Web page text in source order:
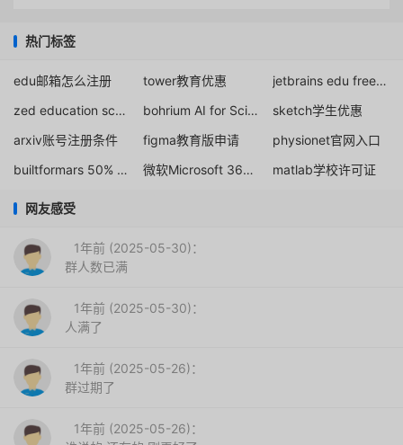
热门标签
edu邮箱怎么注册 tower教育优惠
jetbrains edu free email
zed education school
bohrium AI for Science
sketch学生优惠
arxiv账号注册条件
figma教育版申请
physionet官网入口
builtformars 50% discount
微软Microsoft 365 A5许可证购买 matlab学校许可证
网友感受
1年前 (2025-05-30)：
群人数已满
1年前 (2025-05-30)：
人满了
1年前 (2025-05-26)：
群过期了
1年前 (2025-05-26)：